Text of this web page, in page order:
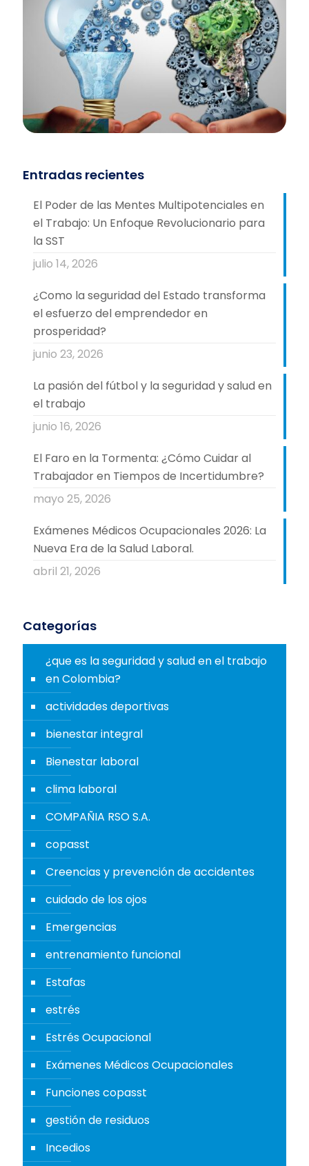
Entradas recientes
El Poder de las Mentes Multipotenciales en
el Trabajo: Un Enfoque Revolucionario para
la SST
julio 14, 2026
¿Como la seguridad del Estado transforma
el esfuerzo del emprendedor en
prosperidad?
junio 23, 2026
La pasión del fútbol y la seguridad y salud en
el trabajo
junio 16, 2026
El Faro en la Tormenta: ¿Cómo Cuidar al
Trabajador en Tiempos de Incertidumbre?
mayo 25, 2026
Exámenes Médicos Ocupacionales 2026: La
Nueva Era de la Salud Laboral.
abril 21, 2026
Categorías
¿que es la seguridad y salud en el trabajo
en Colombia?
actividades deportivas
bienestar integral
Bienestar laboral
clima laboral
COMPAÑIA RSO S.A.
copasst
Creencias y prevención de accidentes
cuidado de los ojos
Emergencias
entrenamiento funcional
Estafas
estrés
Estrés Ocupacional
Exámenes Médicos Ocupacionales
Funciones copasst
gestión de residuos
Incedios